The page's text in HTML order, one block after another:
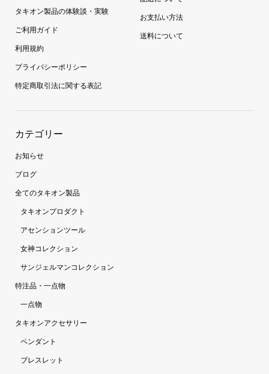
タキオン製品の体験談・実験
ご利用ガイド
利用規約
プライバシーポリシー
特定商取引法に関する表記
お支払い方法
送料について
カテゴリー
お知らせ
ブログ
全てのタキオン製品
タキオンプロダクト
アセンションツール
女神コレクション
サンジェルマンコレクション
特注品・一点物
一点物
タキオンアクセサリー
ペンダント
ブレスレット